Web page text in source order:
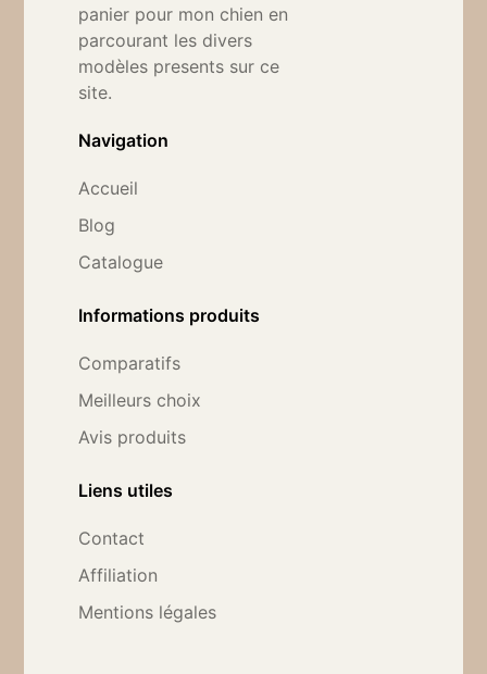
panier pour mon chien en
parcourant les divers
modèles presents sur ce
site.
Navigation
Accueil
Blog
Catalogue
Informations produits
Comparatifs
Meilleurs choix
Avis produits
Liens utiles
Contact
Affiliation
Mentions légales